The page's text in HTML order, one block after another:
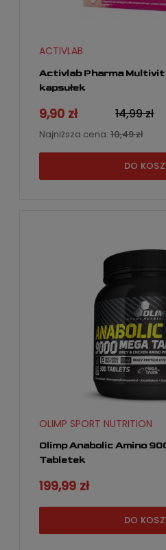
Activlab Pharma
kapsułek
ACTIVLAB
9,90 zł 14,99 zł
Najniższa cena: 10,49 zł
DO
Olimp Anabolic Amino
Tabletek
OLIMP SPORT NUTRITION
199,99 zł
DO